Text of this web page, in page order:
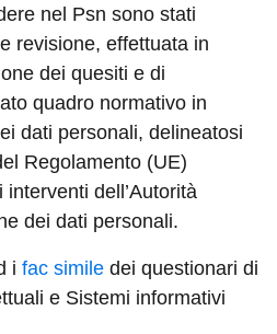
nel Psn sono stati
revisione, effettuata in
dei quesiti e di
quadro normativo in
dati personali, delineatosi
Regolamento (UE)
dell’Autorità
dei dati personali.
i fac simile dei questionari di
e Sistemi informativi